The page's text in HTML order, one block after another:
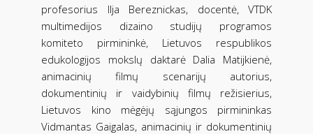
profesorius Ilja Bereznickas, docentė, VTDK
multimedijos dizaino studijų programos
komiteto pirmininkė, Lietuvos respublikos
edukologijos mokslų daktarė Dalia Matijkienė,
animacinių filmų scenarijų autorius,
dokumentinių ir vaidybinių filmų režisierius,
Lietuvos kino mėgėjų sąjungos pirmininkas
Vidmantas Gaigalas, animacinių ir dokumentinių